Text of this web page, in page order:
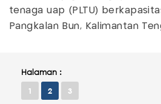
tenaga uap (PLTU)
Pangkalan Bun, Kalimantan
Halaman :
1 2 3